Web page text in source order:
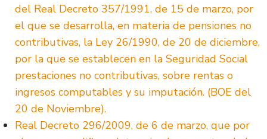
del Real Decreto 357/1991, de 15 de marzo, por
el que se desarrolla, en materia de pensiones no
contributivas, la Ley 26/1990, de 20 de diciembre,
por la que se establecen en la Seguridad Social
prestaciones no contributivas, sobre rentas o
ingresos computables y su imputación. (BOE del
20 de Noviembre).
Real Decreto 296/2009, de 6 de marzo, que por